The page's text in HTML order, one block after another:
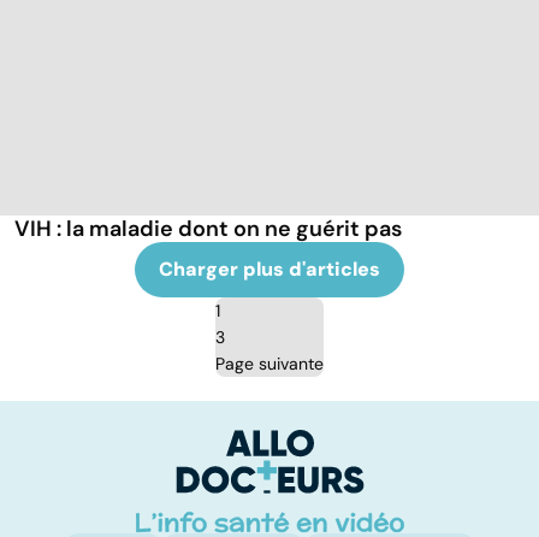
VIH : la maladie dont on ne guérit pas
Charger plus d'articles
1
3
Page suivante